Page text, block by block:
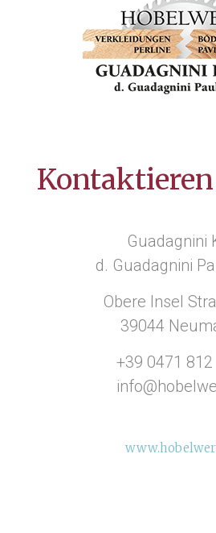
Kontaktieren
Guadagnini
d. Guadagnini
Obere Insel
39044
+39 0471 812